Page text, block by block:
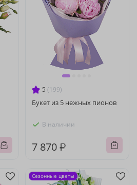
5 (199)
Букет из 5 нежных пионов
В наличии
7 870 ₽
Сезонные цветы